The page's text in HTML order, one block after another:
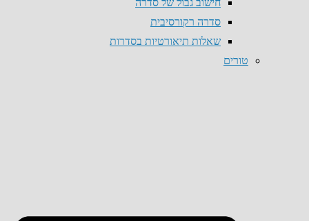
סדרה רקורסיבית
שאלות תיאורטיות בסדרות
טורים